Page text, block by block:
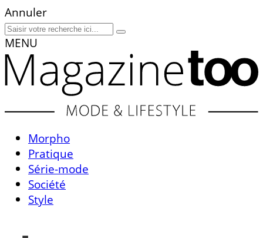
Annuler
MENU
Morpho
Pratique
Série-mode
Société
Style